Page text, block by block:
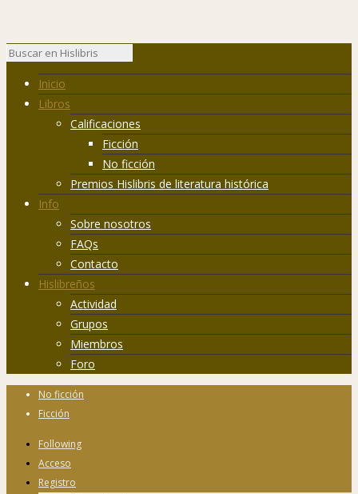
Inicio
Libros
Calificaciones
Ficción
No ficción
Premios Hislibris de literatura histórica
Info
Sobre nosotros
FAQs
Contacto
Hislibreños
Actividad
Grupos
Miembros
Foro
No ficción
Ficción
Following
Acceso
Registro